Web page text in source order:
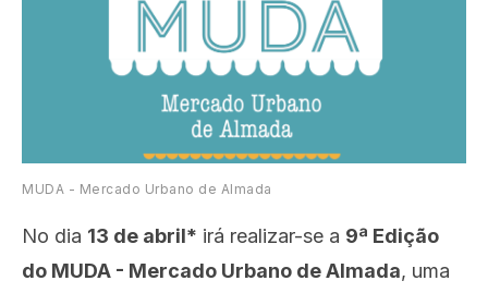
MUDA - Mercado Urbano de Almada
No dia 13 de abril* irá realizar-se a 9ª Edição
do MUDA - Mercado Urbano de Almada, uma